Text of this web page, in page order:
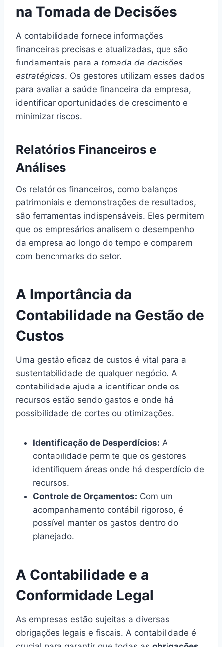
na Tomada de Decisões
A contabilidade fornece informações
financeiras precisas e atualizadas, que são
fundamentais para a tomada de decisões
estratégicas. Os gestores utilizam esses dados
para avaliar a saúde financeira da empresa,
identificar oportunidades de crescimento e
minimizar riscos.
Relatórios Financeiros e
Análises
Os relatórios financeiros, como balanços
patrimoniais e demonstrações de resultados,
são ferramentas indispensáveis. Eles permitem
que os empresários analisem o desempenho
da empresa ao longo do tempo e comparem
com benchmarks do setor.
A Importância da
Contabilidade na Gestão de
Custos
Uma gestão eficaz de custos é vital para a
sustentabilidade de qualquer negócio. A
contabilidade ajuda a identificar onde os
recursos estão sendo gastos e onde há
possibilidade de cortes ou otimizações.
Identificação de Desperdícios: A
contabilidade permite que os gestores
identifiquem áreas onde há desperdício de
recursos.
Controle de Orçamentos: Com um
acompanhamento contábil rigoroso, é
possível manter os gastos dentro do
planejado.
A Contabilidade e a
Conformidade Legal
As empresas estão sujeitas a diversas
obrigações legais e fiscais. A contabilidade é